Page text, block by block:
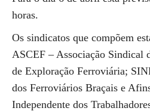
horas.
Os sindicatos que compõem
ASCEF – Associação Sindical
de Exploração Ferroviária;
dos Ferroviários Braçais e
Independente dos